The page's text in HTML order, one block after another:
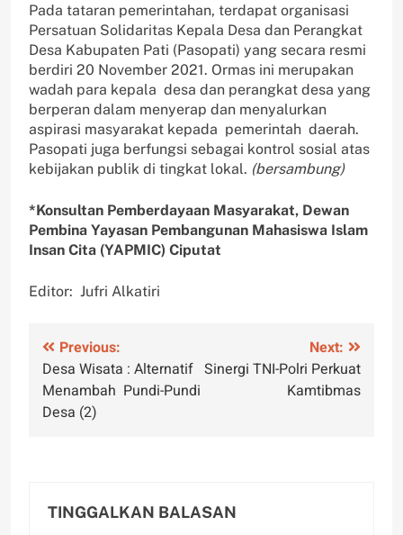
Pada tataran pemerintahan, terdapat organisasi
Persatuan Solidaritas Kepala Desa dan Perangkat
Desa Kabupaten Pati (Pasopati) yang secara resmi
berdiri 20 November 2021. Ormas ini merupakan
wadah para kepala desa dan perangkat desa yang
berperan dalam menyerap dan menyalurkan
aspirasi masyarakat kepada pemerintah daerah.
Pasopati juga berfungsi sebagai kontrol sosial atas
kebijakan publik di tingkat lokal. (bersambung)
*Konsultan Pemberdayaan Masyarakat, Dewan
Pembina Yayasan Pembangunan Mahasiswa Islam
Insan Cita (YAPMIC) Ciputat
Editor: Jufri Alkatiri
Navigasi
pos
Previous:
Desa Wisata : Alternatif
Menambah Pundi-Pundi
Desa (2)
Next:
Sinergi TNI-Polri Perkuat
Kamtibmas
TINGGALKAN BALASAN